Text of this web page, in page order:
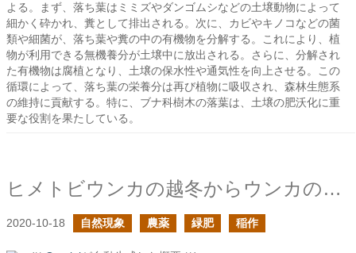
よる。まず、落ち葉はミミズやダンゴムシなどの土壌動物によって
細かく砕かれ、糞として排出される。次に、カビやキノコなどの菌
類や細菌が、落ち葉や糞の中の有機物を分解する。これにより、植
物が利用できる無機養分が土壌中に放出される。さらに、分解され
た有機物は腐植となり、土壌の保水性や通気性を向上させる。この
循環によって、落ち葉の栄養分は再び植物に吸収され、森林生態系
の維持に貢献する。特に、ブナ科樹木の落葉は、土壌の肥沃化に重
要な役割を果たしている。
ヒメトビウンカの越冬からウンカの防除を考える
2020-10-18 自然現象 農薬 緑肥 稲作